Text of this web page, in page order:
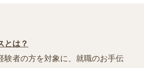
とは？
験者の方を対象に、就職のお手伝